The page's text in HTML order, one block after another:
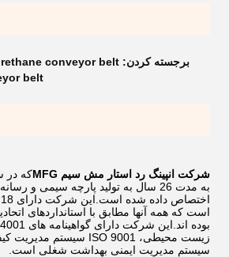
برجسته کردن: conveyor belt
belt
شرکت انپینگ رد استار مش سیم MFG
به مدت 26 سال به تولید پارچه سیمی و
سیستم مدیریت ایمنی بهداشت شغلی است.